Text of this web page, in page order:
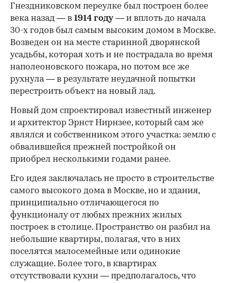
Гнездниковском переулке был построен более
века назад — в 1914 году — и вплоть до начала
30-х годов был самым высоким домом в Москве.
Возведен он на месте старинной дворянской
усадьбы, которая хоть и не пострадала во время
наполеоновского пожара, но потом все же
рухнула — в результате неудачной попытки
перестроить объект на новый лад.
Новый дом спроектировал известный инженер
и архитектор Эрнст Нирнзее, который сам же
являлся и собственником этого участка: землю с
обвалившейся прежней постройкой он
приобрел несколькими годами ранее.
Его идея заключалась не просто в строительстве
самого высокого дома в Москве, но и здания,
принципиально отличающегося по
функционалу от любых прежних жилых
построек в столице. Пространство он разбил на
небольшие квартиры, полагая, что в них
поселятся малосемейные или одинокие
служащие. Более того, в квартирах
отсутствовали кухни — предполагалось, что